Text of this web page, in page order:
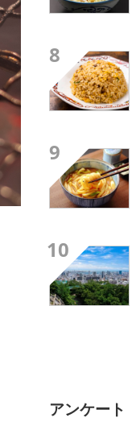
8
9
10
アンケート